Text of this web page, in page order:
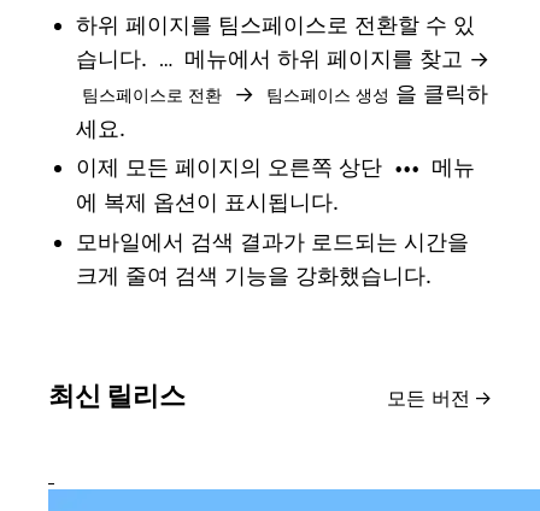
하위 페이지를 팀스페이스로 전환할 수 있
습니다.
… 메뉴에서 하위 페이지를 찾고 →
팀스페이스로 전환 → 팀스페이스 생성 을 클릭하
세요.
이제 모든 페이지의 오른쪽 상단
•••
메뉴
에 복제 옵션이 표시됩니다.
모바일에서 검색 결과가 로드되는 시간을
크게 줄여 검색 기능을 강화했습니다.
최신 릴리스 모든 버전 →